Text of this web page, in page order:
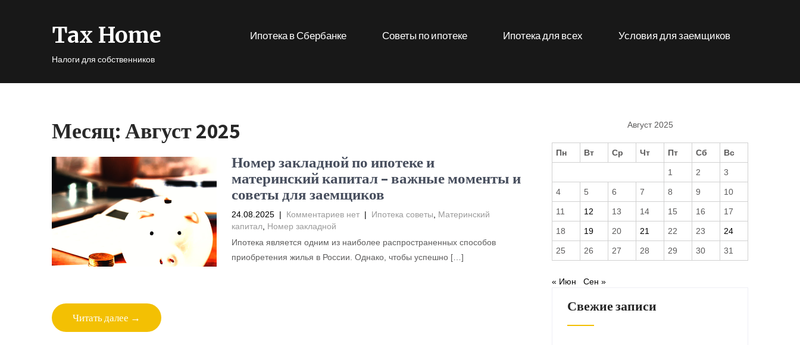
Tax Home
Налоги для собственников
Ипотека в Сбербанке Советы по ипотеке Ипотека для всех Условия для заемщиков
Месяц:Август 2025
Номер закладной по ипотеке и
материнский капитал – важные моменты и
советы для заемщиков
24.08.2025 | Комментариев нет | Ипотека советы
Материнский
капитал
Номер закладной
Ипотека является одним из наиболее распространенных способов
приобретения жилья в России. Однако, чтобы успешно […]
Читать далее →
Август 2025
Пн Вт Ср Чт Пт Сб Вс
1 2 3
4 5 6 7 8 9 10
11 12 13 14 15 16 17
18 19 20 21 22 23 24
25 26 27 28 29 30 31
« Июн Сен »
Свежие записи